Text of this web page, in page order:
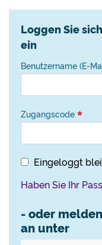
Loggen Sie
ein
Benutzername (E-
Zugangscode
Eingeloggt
Haben Sie Ihr
- oder
an unter